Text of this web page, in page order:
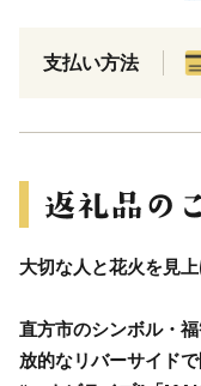
支払い方法
大切な人と花火を見
直方市のシンボル・
放的なリバーサイド